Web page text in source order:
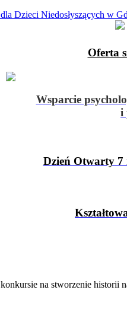
dla Dzieci Niedosłyszących w
Oferta
Wsparcie
i
Dzień Otwarty 7
na stworzenie